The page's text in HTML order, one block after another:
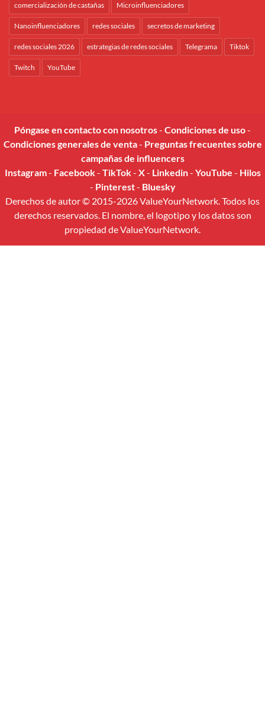
comercialización de castañas Microinfluenciadores
Nanoinfluenciadores redes sociales secretos de marketing
redes sociales 2026 estrategias de redes sociales Telegrama Tiktok
Twitch YouTube
Póngase en contacto con nosotros- Condiciones de uso-
Condiciones generales de venta- Preguntas frecuentes sobre
campañas de influencers
Instagram- Facebook- TikTok- X- Linkedin- YouTube - Hilos
- Pinterest- Bluesky
Derechos de autor © 2015-2026 ValueYourNetwork. Todos los
derechos reservados. El nombre, el logotipo y los datos son
propiedad de ValueYourNetwork.